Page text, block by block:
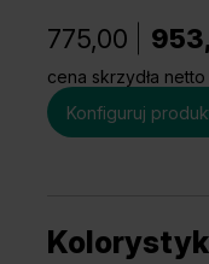
775,00
cena skrzydła netto
Konfiguruj